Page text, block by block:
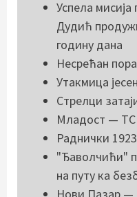
Успела
Дудић
годину дана
Несрећан
Утакмица
Стрелци
Младост —
Раднички
"Ђаволчићи"
на путу ка